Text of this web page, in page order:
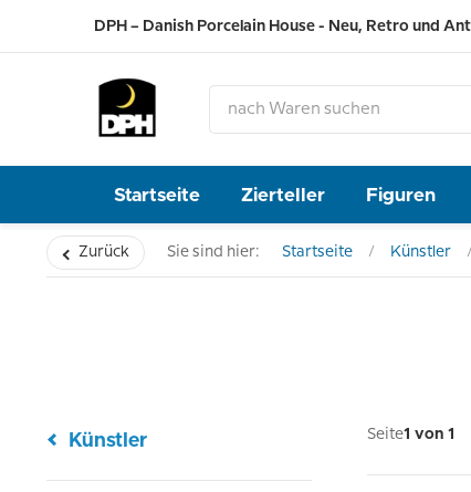
DPH – Danish Porcelain House - Neu, Retro und
Startseite Zierteller Figuren
Zurück Sie sind hier: Startseite Künstler
Künstler Seite1 von 1